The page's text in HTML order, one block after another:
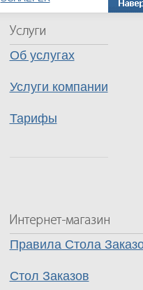
Об услугах
Услуги компании
Тарифы
Правила Стола
Стол Заказов